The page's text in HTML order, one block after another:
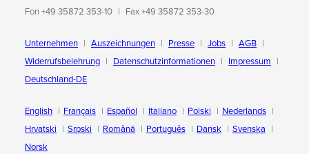
Fon +49 35872 353-10
Fax +49 35872 353-30
Unternehmen Auszeichnungen Presse Jobs
AGB
Widerrufsbelehrung
Datenschutzinformationen
Impressum
Deutschland-DE
English Français Español Italiano Polski
Nederlands
Hrvatski
Srpski Română Português Dansk
Svenska
Norsk